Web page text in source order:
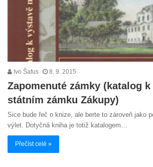
Ivo Šafus 8. 9. 2015
Zapomenuté zámky (katalog
státním zámku Zákupy)
Sice bude řeč o knize, ale berte to zároveň jako
výlet. Dotyčná kniha je totiž katalogem…
Přečíst celé »